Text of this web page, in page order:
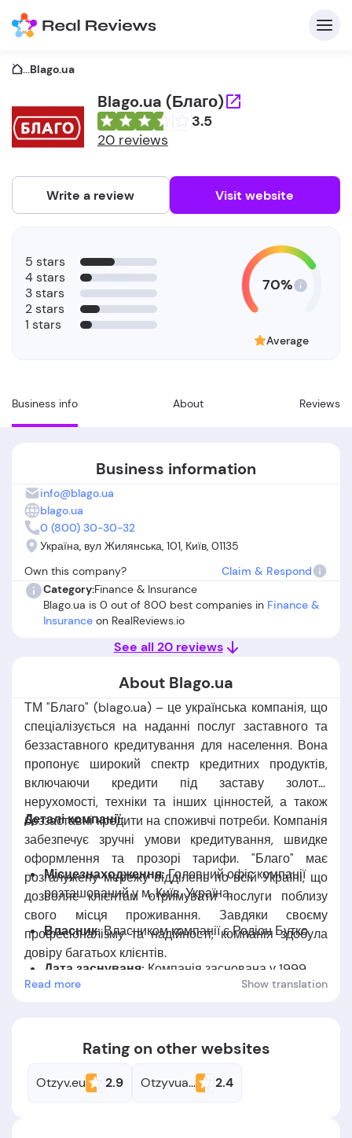
...Blago.ua
Blago.ua (Благо)
3.5
20 reviews
Write a review Visit website
Business info About Reviews
5 stars
4 stars
3 stars
2 stars
1 stars
70%
Average
Business information
info@blago.ua
blago.ua
0 (800) 30-30-32
Україна, вул Жилянська, 101, Київ, 01135
Own this company?
Claim & Respond
Category:Finance & Insurance
Blago.ua is 0 out of 800 best companies in Finance &
Insurance on RealReviews.io
See all 20 reviews
About Blago.ua
ТМ "Благо" (blago.ua) – це українська компанія, що
спеціалізується на наданні послуг заставного та
беззаставного кредитування для населення. Вона
пропонує широкий спектр кредитних продуктів,
включаючи кредити під заставу золота,
нерухомості, техніки та інших цінностей, а також
беззаставні кредити на споживчі потреби. Компанія
забезпечує зручні умови кредитування, швидке
оформлення та прозорі тарифи. "Благо" має
розгалужену мережу відділень по всій Україні, що
дозволяє клієнтам отримувати послуги поблизу
свого місця проживання. Завдяки своєму
професіоналізму та надійності, компанія здобула
довіру багатьох клієнтів.
Деталі компанії:
Місцезнаходження:Головний офіс компанії
розташований у м. Київ, Україна.
Власник:Власником компанії є Родіон Бутко.
Дата заснуваня: Компанія заснована у 1999
році.
Read more Show translation
Rating on other websites
Otzyv.eu 2.9 Otzyvua.net 2.4